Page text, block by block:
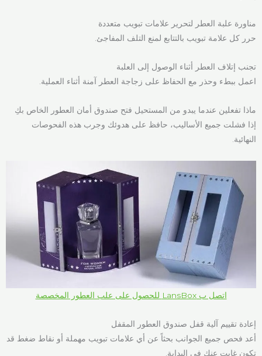
مناورة علبة العطر لتحرير علامات تبويب متعددة
حرر كل علامة تبويب بالتتابع لمنع التلف المفاجئ.
تجنب إتلاف العطر أثناء الوصول إلى العلبة
اعمل ببطء وحذر مع الحفاظ على زجاجة العطر آمنة أثناء العملية.
ماذا تفعلين عندما يبدو من المستحيل فتح صندوق أمان العطور الخاص بكِ
إذا فشلت جميع الأساليب، حافظ على هدوئك وجرب هذه الفحوصات
النهائية.
اتصل ب LansBox للحصول على علب العطور المخصصة
إعادة تقييم آلية قفل صندوق العطور المقفل
أعد فحص جميع الجوانب بحثاً عن أي علامات تبويب مهملة أو نقاط ضغط قد
تكون غابت عنك في البداية.